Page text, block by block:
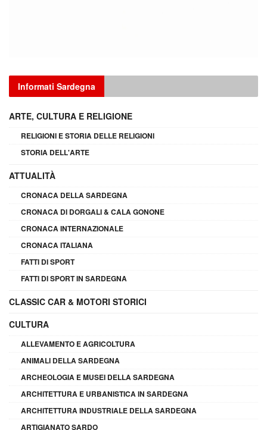
Informati Sardegna
ARTE, CULTURA E RELIGIONE
RELIGIONI E STORIA DELLE RELIGIONI
STORIA DELL'ARTE
ATTUALITÀ
CRONACA DELLA SARDEGNA
CRONACA DI DORGALI & CALA GONONE
CRONACA INTERNAZIONALE
CRONACA ITALIANA
FATTI DI SPORT
FATTI DI SPORT IN SARDEGNA
CLASSIC CAR & MOTORI STORICI
CULTURA
ALLEVAMENTO E AGRICOLTURA
ANIMALI DELLA SARDEGNA
ARCHEOLOGIA E MUSEI DELLA SARDEGNA
ARCHITETTURA E URBANISTICA IN SARDEGNA
ARCHITETTURA INDUSTRIALE DELLA SARDEGNA
ARTIGIANATO SARDO